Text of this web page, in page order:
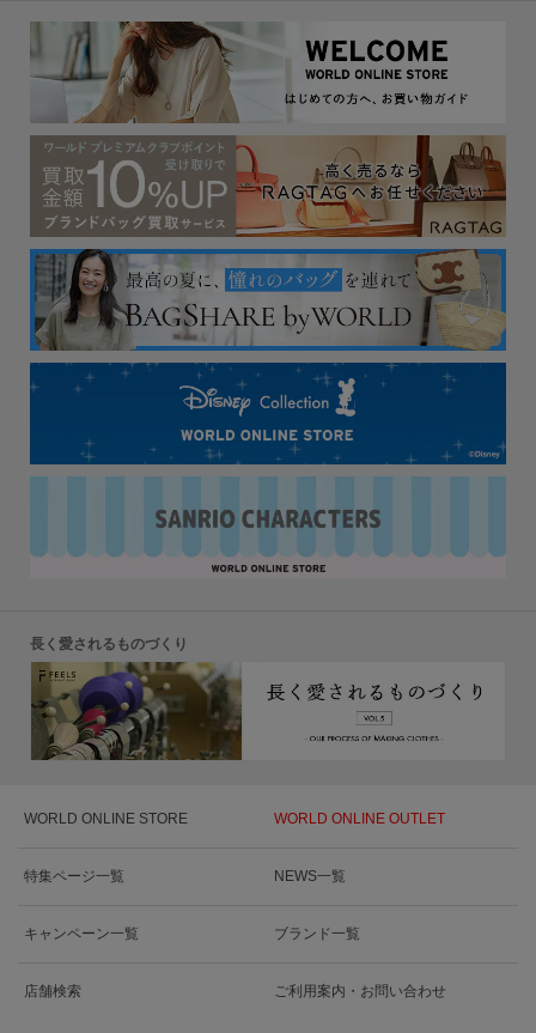
長く愛されるものづくり
WORLD ONLINE STORE WORLD ONLINE OUTLET
特集ページ一覧 NEWS一覧
キャンペーン一覧 ブランド一覧
店舗検索 ご利用案内・お問い合わせ